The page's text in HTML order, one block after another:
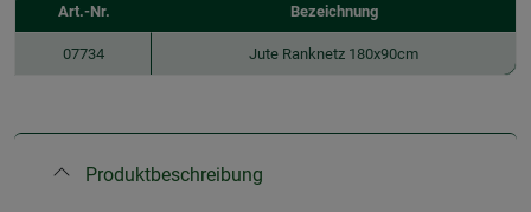
Art.-Nr. Bezeichnung
07734 Jute Ranknetz 180x90cm
Produktbeschreibung